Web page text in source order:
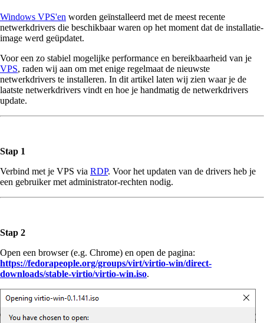
Windows VPS'en worden geïnstalleerd met de meest recente
netwerkdrivers die beschikbaar waren op het moment dat de installatie-
image werd geüpdatet.
Voor een zo stabiel mogelijke performance en bereikbaarheid van je
VPS, raden wij aan om met enige regelmaat de nieuwste
netwerkdrivers te installeren. In dit artikel laten wij zien waar je de
laatste netwerkdrivers vindt en hoe je handmatig de netwerkdrivers
update.
Stap 1
Verbind met je VPS via RDP. Voor het updaten van de drivers heb je
een gebruiker met administrator-rechten nodig.
Stap 2
Open een browser (e.g. Chrome) en open de pagina:
https://fedorapeople.org/groups/virt/virtio-win/direct-
downloads/stable-virtio/virtio-win.iso.